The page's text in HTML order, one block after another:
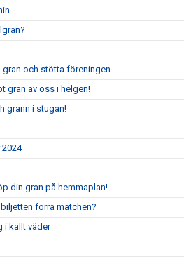
och stötta föreningen
gran av oss i helgen!
grann i stugan!
din gran på hemmaplan!
förra matchen?
i kallt väder